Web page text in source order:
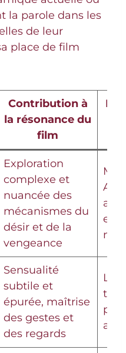
la parole dans les
de leur
place de film
Contribution à
la résonance du
film
Exploration
complexe et
nuancée des
mécanismes du
désir et de la
vengeance
et
Sensualité
subtile et
épurée, maîtrise
des gestes et
des regards
Le